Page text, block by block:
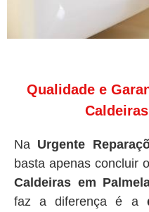
Qualidade e
Na Urgente
basta apenas concluir
Caldeiras em
faz a diferença é a